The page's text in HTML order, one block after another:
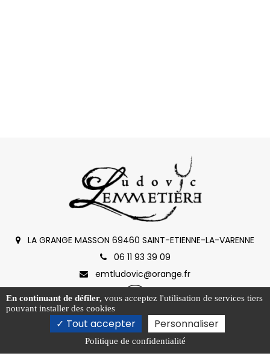
LA GRANGE MASSON 69460 SAINT-ETIENNE-LA-VARENNE
06 11 93 39 09
emtludovic@orange.fr
En continuant de défiler, vous acceptez l'utilisation de services tiers
pouvant installer des cookies
Tout accepter Personnaliser
Politique de confidentialité